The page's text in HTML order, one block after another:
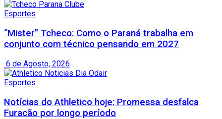
Esportes
“Mister” Tcheco: Como o Paraná trabalha em
conjunto com técnico pensando em 2027
6 de Agosto, 2026
Esportes
Notícias do Athletico hoje: Promessa desfalca
Furacão por longo período